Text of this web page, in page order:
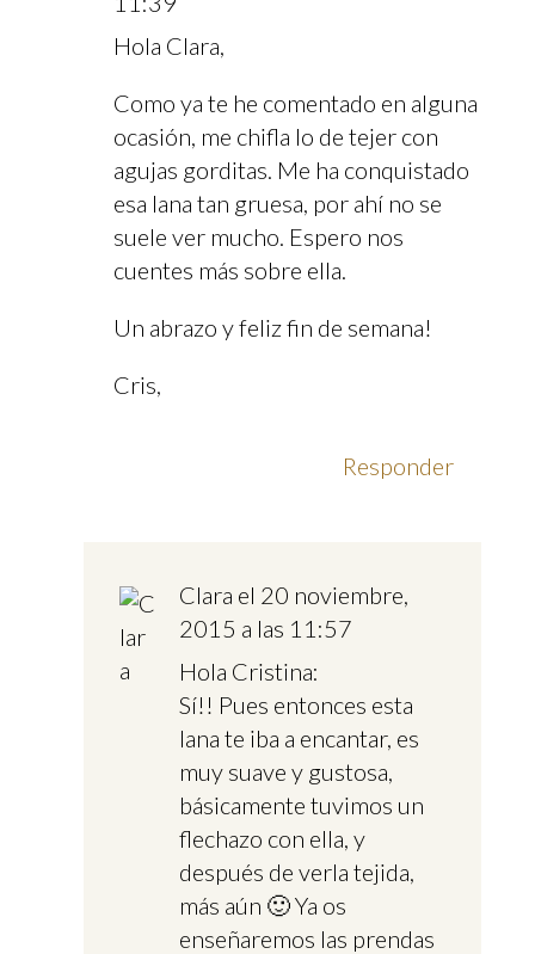
Hola Clara,
Como ya te he comentado en alguna
ocasión, me chifla lo de tejer con
agujas gorditas. Me ha conquistado
esa lana tan gruesa, por ahí no se
suele ver mucho. Espero nos
cuentes más sobre ella.
Un abrazo y feliz fin de semana!
Cris,
Responder
Clara el 20 noviembre,
2015 a las 11:57
Hola Cristina:
Sí!! Pues entonces esta
lana te iba a encantar, es
muy suave y gustosa,
básicamente tuvimos un
flechazo con ella, y
después de verla tejida,
más aún 🙂 Ya os
enseñaremos las prendas